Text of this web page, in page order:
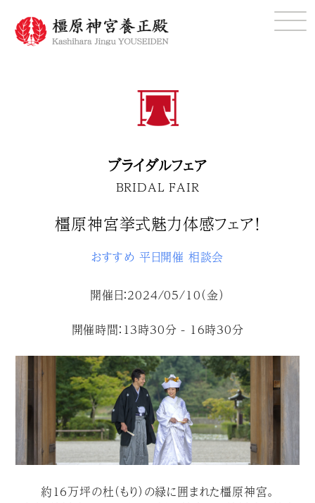
ブライダルフェア
BRIDAL FAIR
橿原神宮挙式魅力体感フェア！
おすすめ 平日開催 相談会
開催日：2024/05/10（金）
開催時間：13時30分 - 16時30分
約１６万坪の杜（もり）の緑に囲まれた橿原神宮。